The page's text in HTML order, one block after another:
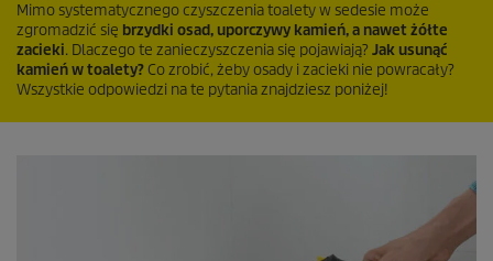
Mimo systematycznego czyszczenia toalety w sedesie może
zgromadzić się brzydki osad, uporczywy kamień, a nawet żółte
zacieki. Dlaczego te zanieczyszczenia się pojawiają? Jak usunąć
kamień w toalety? Co zrobić, żeby osady i zacieki nie powracały?
Wszystkie odpowiedzi na te pytania znajdziesz poniżej!